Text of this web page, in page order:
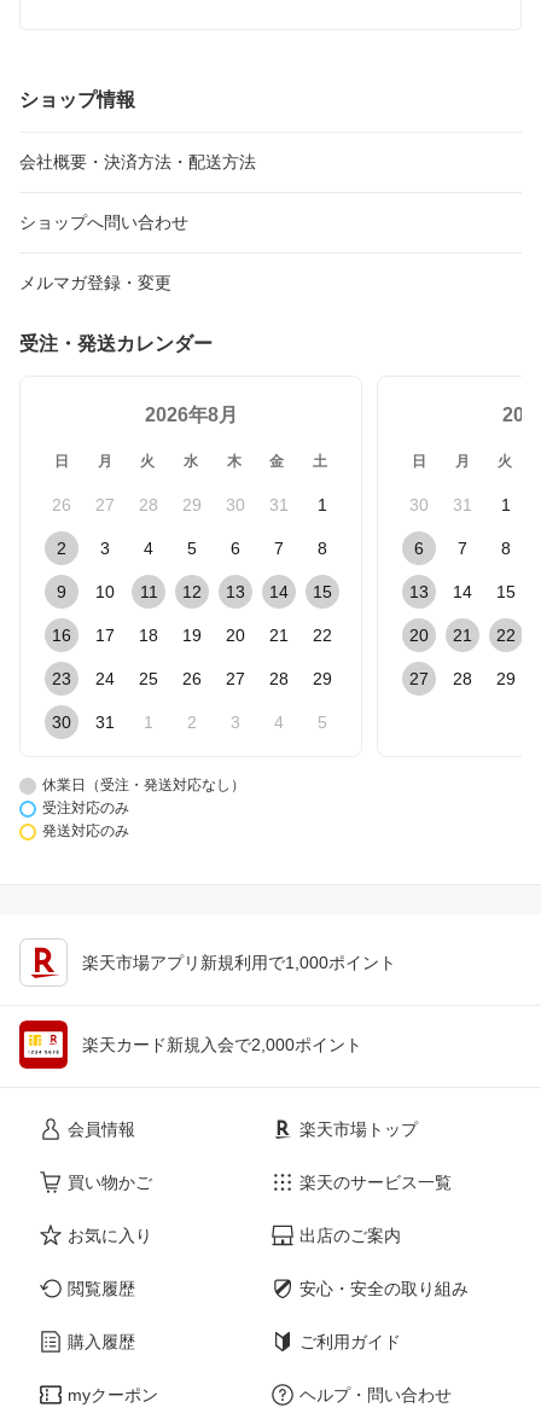
ショップ情報
会社概要・決済方法・配送方法
ショップへ問い合わせ
メルマガ登録・変更
受注・発送カレンダー
2026年8月
日 月 火 水 木 金 土
26 27 28 29 30 31 1
2 3 4 5 6 7 8
9 10 11 12 13 14 15
16 17 18 19 20 21 22
23 24 25 26 27 28 29
30 31 1 2 3 4 5
日 月 火
30 31 1
6 7 8
13 14 15
20 21 22
27 28 29
休業日（受注・発送対応なし）
受注対応のみ
発送対応のみ
楽天市場アプリ新規利用で1,000ポイント
楽天カード新規入会で2,000ポイント
会員情報
買い物かご
お気に入り
閲覧履歴
購入履歴
myクーポン
楽天市場トップ
楽天のサービス一覧
出店のご案内
安心・安全の取り組み
ご利用ガイド
ヘルプ・問い合わせ